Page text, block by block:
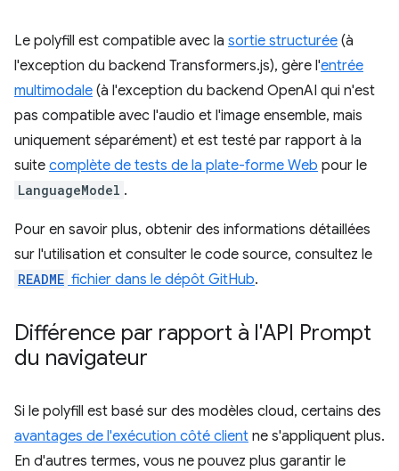
Le polyfill est compatible avec la sortie structurée (à
l'exception du backend Transformers.js), gère l'entrée
multimodale (à l'exception du backend OpenAI qui n'est
pas compatible avec l'audio et l'image ensemble, mais
uniquement séparément) et est testé par rapport à la
suite complète de tests de la plate-forme Web pour le
LanguageModel .
Pour en savoir plus, obtenir des informations détaillées
sur l'utilisation et consulter le code source, consultez le
README fichier dans le dépôt GitHub.
Différence par rapport à l'API Prompt
du navigateur
Si le polyfill est basé sur des modèles cloud, certains des
avantages de l'exécution côté client ne s'appliquent plus.
En d'autres termes, vous ne pouvez plus garantir le